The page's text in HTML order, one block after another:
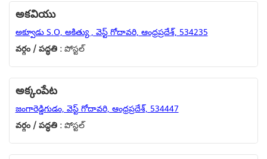
అకవియు
అక్వూడు S.O, అకిత్యు , వెస్ట్ గోదావరి, ఆంధ్రప్రదేశ్, 534235
వర్గం / పద్ధతి :పోస్టల్
అక్కంపేట
జంగారెడ్డిగుడం, వెస్ట్ గోదావరి, ఆంధ్రప్రదేశ్, 534447
వర్గం / పద్ధతి :పోస్టల్